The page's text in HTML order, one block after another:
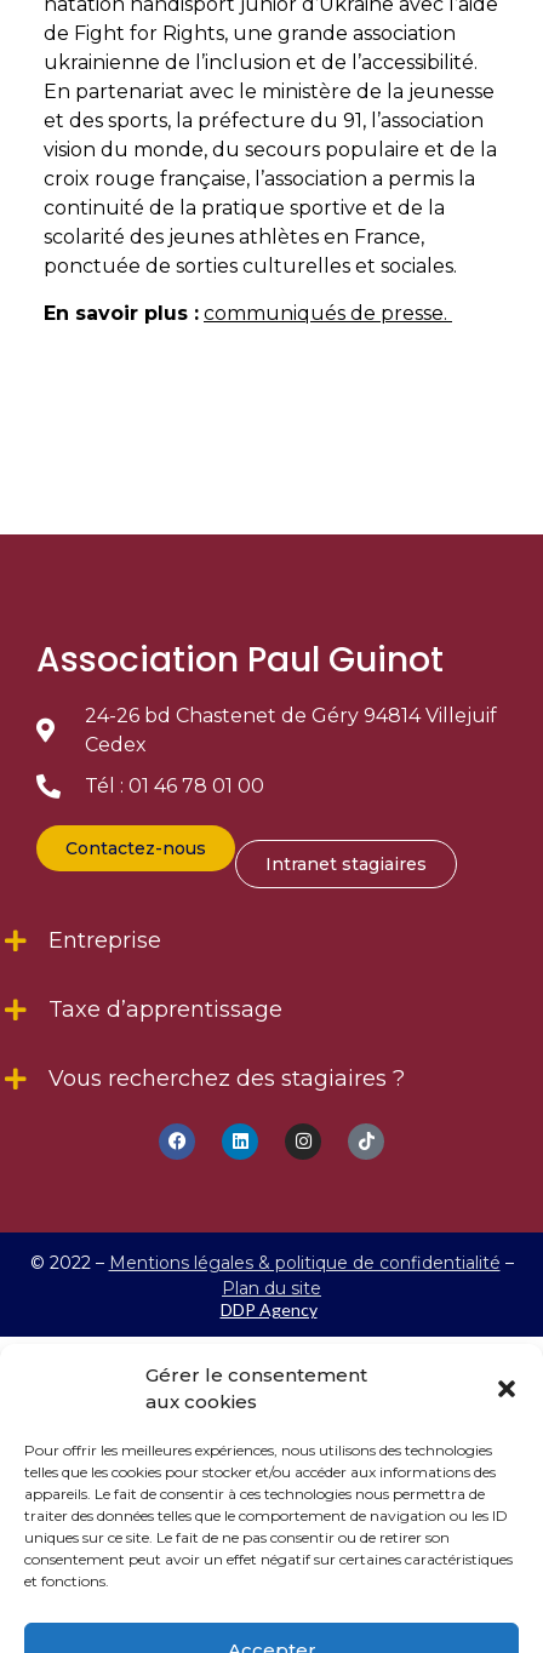
Gérer le consentement
aux cookies
Pour offrir les meilleures expériences, nous utilisons des technologies
telles que les cookies pour stocker et/ou accéder aux informations des
appareils. Le fait de consentir à ces technologies nous permettra de
traiter des données telles que le comportement de navigation ou les ID
uniques sur ce site. Le fait de ne pas consentir ou de retirer son
consentement peut avoir un effet négatif sur certaines caractéristiques
et fonctions.
natation handisport junior d’Ukraine avec l’aide
de Fight for Rights, une grande association
ukrainienne de l’inclusion et de l’accessibilité.
En partenariat avec le ministère de la jeunesse
et des sports, la préfecture du 91, l’association
vision du monde, du secours populaire et de la
croix rouge française, l’association a permis la
continuité de la pratique sportive et de la
scolarité des jeunes athlètes en France,
ponctuée de sorties culturelles et sociales.
En savoir plus : communiqués de presse.
Association Paul Guinot
24-26 bd Chastenet de Géry 94814 Villejuif
Cedex
Tél : 01 46 78 01 00
Contactez-nous
Intranet stagiaires
Entreprise
Taxe d’apprentissage
Vous recherchez des stagiaires ?
© 2022 – Mentions légales & politique de confidentialité –
Plan du site
DDP Agency